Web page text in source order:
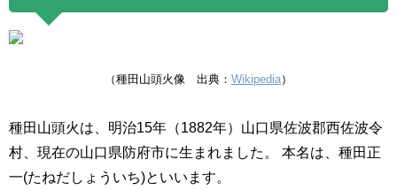
（種田山頭火像 出典： Wikipedia）
種田山頭火は、明治15年（1882年）山口県佐波郡西佐波令
村、現在の山口県防府市に生まれました。
本名は、種田正
一(たねだしょういち)といいます。